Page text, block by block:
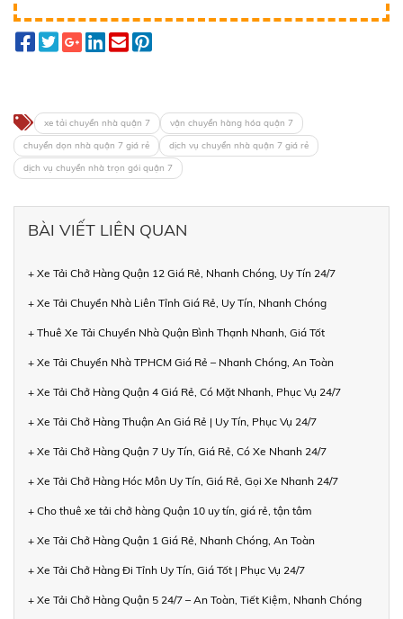
xe tải chuyển nhà quận 7
vận chuyển hàng hóa quận 7
chuyển dọn nhà quận 7 giá rẻ
dịch vụ chuyển nhà quận 7 giá rẻ
dịch vụ chuyển nhà trọn gói quận 7
BÀI VIẾT LIÊN QUAN
+ Xe Tải Chở Hàng Quận 12 Giá Rẻ, Nhanh Chóng, Uy Tín 24/7
+ Xe Tải Chuyển Nhà Liên Tỉnh Giá Rẻ, Uy Tín, Nhanh Chóng
+ Thuê Xe Tải Chuyển Nhà Quận Bình Thạnh Nhanh, Giá Tốt
+ Xe Tải Chuyển Nhà TPHCM Giá Rẻ – Nhanh Chóng, An Toàn
+ Xe Tải Chở Hàng Quận 4 Giá Rẻ, Có Mặt Nhanh, Phục Vụ 24/7
+ Xe Tải Chở Hàng Thuận An Giá Rẻ | Uy Tín, Phục Vụ 24/7
+ Xe Tải Chở Hàng Quận 7 Uy Tín, Giá Rẻ, Có Xe Nhanh 24/7
+ Xe Tải Chở Hàng Hóc Môn Uy Tín, Giá Rẻ, Gọi Xe Nhanh 24/7
+ Cho thuê xe tải chở hàng Quận 10 uy tín, giá rẻ, tận tâm
+ Xe Tải Chở Hàng Quận 1 Giá Rẻ, Nhanh Chóng, An Toàn
+ Xe Tải Chở Hàng Đi Tỉnh Uy Tín, Giá Tốt | Phục Vụ 24/7
+ Xe Tải Chở Hàng Quận 5 24/7 – An Toàn, Tiết Kiệm, Nhanh Chóng